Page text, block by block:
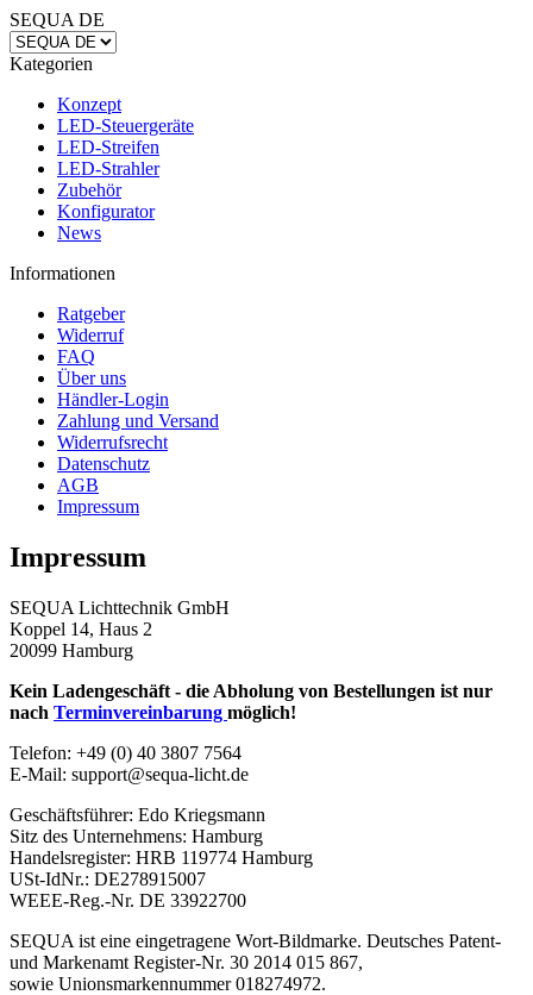
SEQUA DE
Kategorien
Konzept
LED-Steuergeräte
LED-Streifen
LED-Strahler
Zubehör
Konfigurator
News
Informationen
Ratgeber
Widerruf
FAQ
Über uns
Händler-Login
Zahlung und Versand
Widerrufsrecht
Datenschutz
AGB
Impressum
Impressum
SEQUA Lichttechnik GmbH
Koppel 14, Haus 2
20099 Hamburg
Kein Ladengeschäft - die Abholung von Bestellungen ist nur
nach Terminvereinbarung möglich!
Telefon: +49 (0) 40 3807 7564
E-Mail: support@sequa-licht.de
Geschäftsführer: Edo Kriegsmann
Sitz des Unternehmens: Hamburg
Handelsregister: HRB 119774 Hamburg
USt-IdNr.: DE278915007
WEEE-Reg.-Nr. DE 33922700
SEQUA ist eine eingetragene Wort-Bildmarke. Deutsches Patent-
und Markenamt Register-Nr. 30 2014 015 867,
sowie Unionsmarkennummer 018274972.